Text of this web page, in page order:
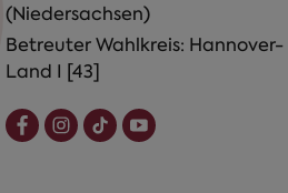
(Niedersachsen)
Betreuter Wahlkreis: Hannover-
Land I [43]